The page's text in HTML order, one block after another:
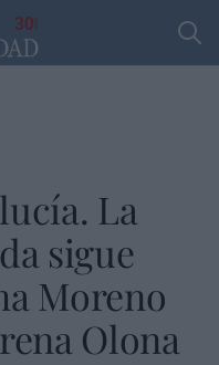
30
La
sigue
Moreno
Olona